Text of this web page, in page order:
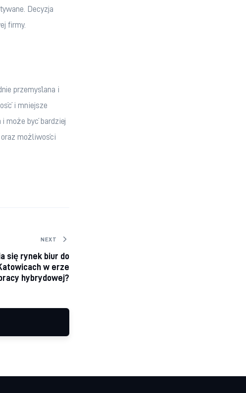
Decyzja
firmy.
przemyślana i
i mniejsze
może być bardziej
oraz możliwości
NEXT
się rynek biur do
w erze
hybrydowej?